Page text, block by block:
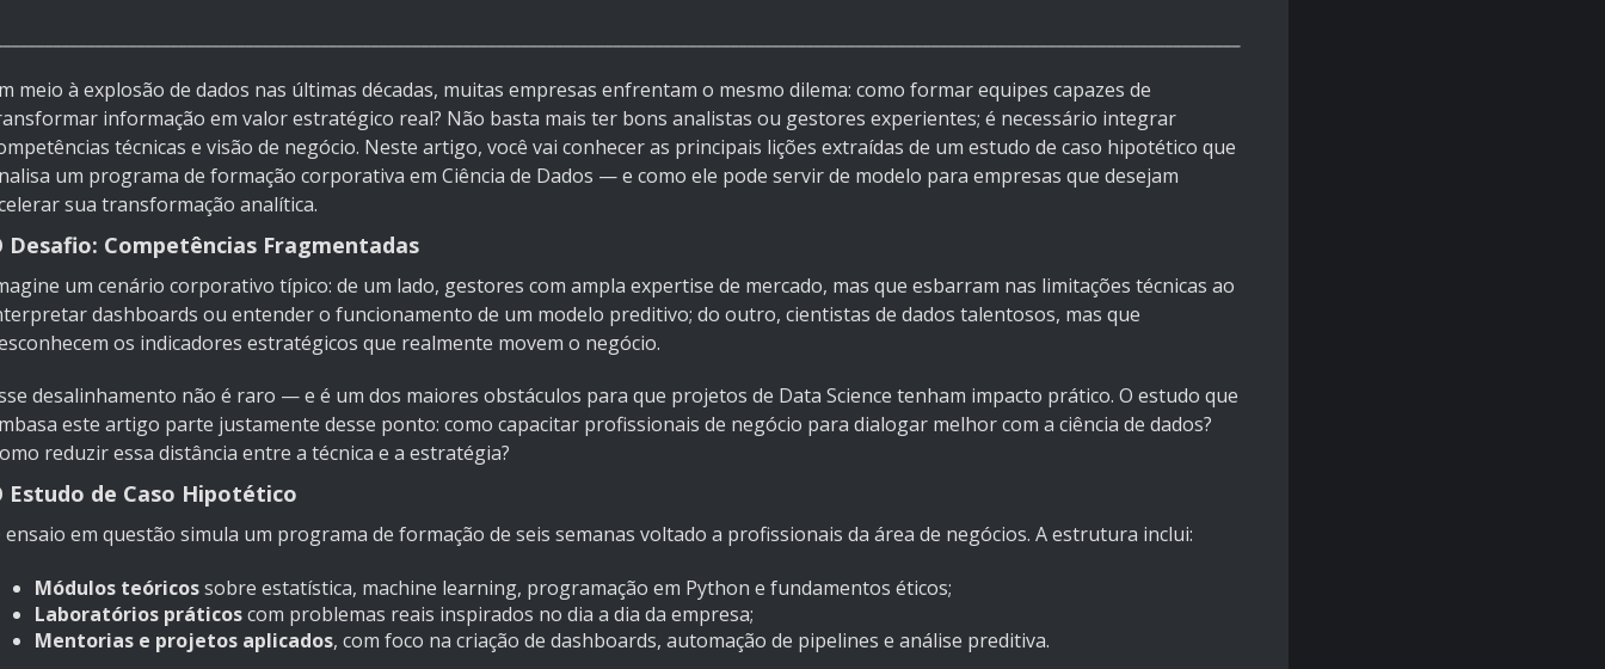
meio à explosão de dados nas últimas décadas, muitas empresas enfrentam o mesmo dilema: como formar equipes capazes de
informação em valor estratégico real? Não basta mais ter bons analistas ou gestores experientes; é necessário integrar
técnicas e visão de negócio. Neste artigo, você vai conhecer as principais lições extraídas de um estudo de caso hipotético que
um programa de formação corporativa em Ciência de Dados — e como ele pode servir de modelo para empresas que desejam
sua transformação analítica.
Desafio: Competências Fragmentadas
um cenário corporativo típico: de um lado, gestores com ampla expertise de mercado, mas que esbarram nas limitações técnicas ao
dashboards ou entender o funcionamento de um modelo preditivo; do outro, cientistas de dados talentosos, mas que
os indicadores estratégicos que realmente movem o negócio.
desalinhamento não é raro — e é um dos maiores obstáculos para que projetos de Data Science tenham impacto prático. O estudo que
este artigo parte justamente desse ponto: como capacitar profissionais de negócio para dialogar melhor com a ciência de dados?
reduzir essa distância entre a técnica e a estratégia?
Estudo de Caso Hipotético
ensaio em questão simula um programa de formação de seis semanas voltado a profissionais da área de negócios. A estrutura inclui:
Módulos teóricossobre estatística, machine learning, programação em Python e fundamentos éticos;
Laboratórios práticoscom problemas reais inspirados no dia a dia da empresa;
Mentorias e projetos aplicados, com foco na criação de dashboards, automação de pipelines e análise preditiva.